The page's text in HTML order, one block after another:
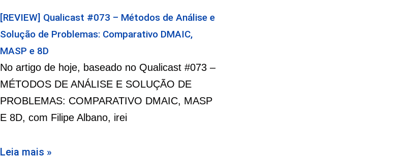
[REVIEW] Qualicast #073 – Métodos de Análise e
Solução de Problemas: Comparativo DMAIC,
MASP e 8D
No artigo de hoje, baseado no Qualicast #073 –
MÉTODOS DE ANÁLISE E SOLUÇÃO DE
PROBLEMAS: COMPARATIVO DMAIC, MASP
E 8D, com Filipe Albano, irei
Leia mais »